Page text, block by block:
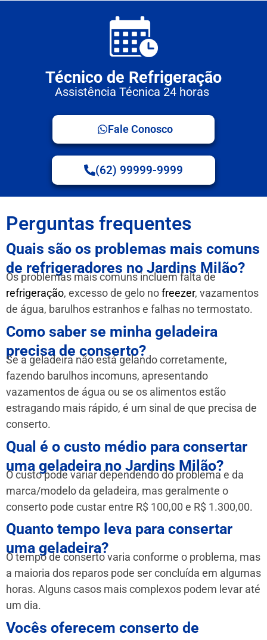
Técnico de Refrigeração
Assistência Técnica 24 horas
Fale Conosco
(62) 99999-9999
Perguntas frequentes
Quais são os problemas mais comuns
de refrigeradores no Jardins Milão?
Os problemas mais comuns incluem falta de
refrigeração, excesso de gelo nofreezer, vazamentos
de água, barulhos estranhos e falhas no termostato.
Como saber se minha geladeira
precisa de conserto?
Se a geladeira não está gelando corretamente,
fazendo barulhos incomuns, apresentando
vazamentos de água ou se os alimentos estão
estragando mais rápido, é um sinal de que precisa de
conserto.
Qual é o custo médio para consertar
uma geladeira no Jardins Milão?
O custo pode variar dependendo do problema e da
marca/modelo da geladeira, mas geralmente o
conserto pode custar entre R$ 100,00 e R$ 1.300,00.
Quanto tempo leva para consertar
uma geladeira?
O tempo de conserto varia conforme o problema, mas
a maioria dos reparos pode ser concluída em algumas
horas. Alguns casos mais complexos podem levar até
um dia.
Vocês oferecem conserto de